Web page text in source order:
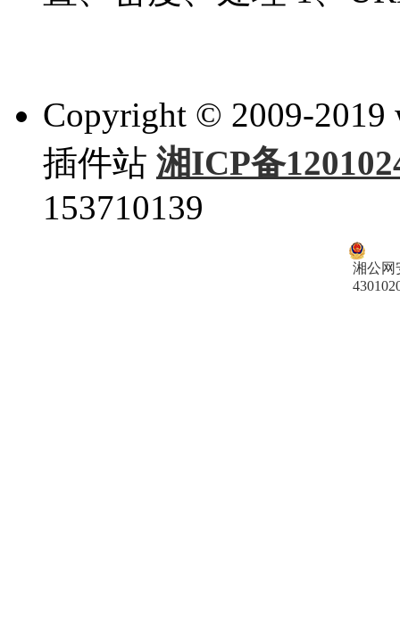
Copyright © 2009-2019
插件站 湘ICP备
153710139
湘公网